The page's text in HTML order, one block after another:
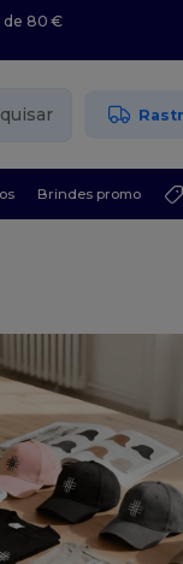
de 80 €
Brindes promo